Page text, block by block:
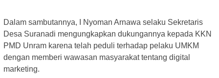
Dalam sambutannya, I Nyoman Arnawa selaku Sekretaris
Desa Suranadi mengungkapkan dukungannya kepada KKN
PMD Unram karena telah peduli terhadap pelaku UMKM
dengan memberi wawasan masyarakat tentang digital
marketing.